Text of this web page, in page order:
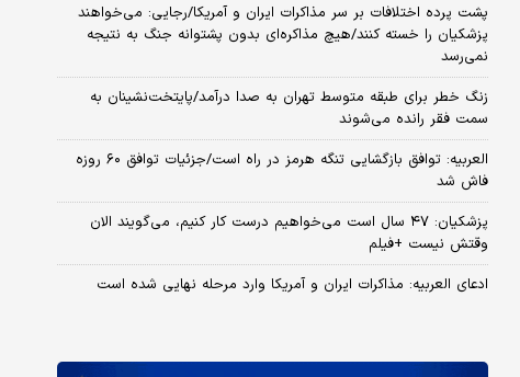
پشت پرده اختلافات بر سر مذاکرات ایران و آمریکا/رجایی: می‌خواهند
پزشکیان را خسته کنند/هیچ مذاکره‌ای بدون پشتوانه جنگ به نتیجه
نمی‌رسد
زنگ خطر برای طبقه متوسط تهران به صدا درآمد/پایتخت‌نشینان به
سمت فقر رانده می‌شوند
العربیه: توافق بازگشایی تنگه هرمز در راه است/جزئیات توافق ۶۰ روزه
فاش شد
پزشکیان: ۴۷ سال است می‌خواهیم درست کار کنیم، می‌گویند الان
وقتش نیست +فیلم
ادعای العربیه: مذاکرات ایران و آمریکا وارد مرحله نهایی شده است